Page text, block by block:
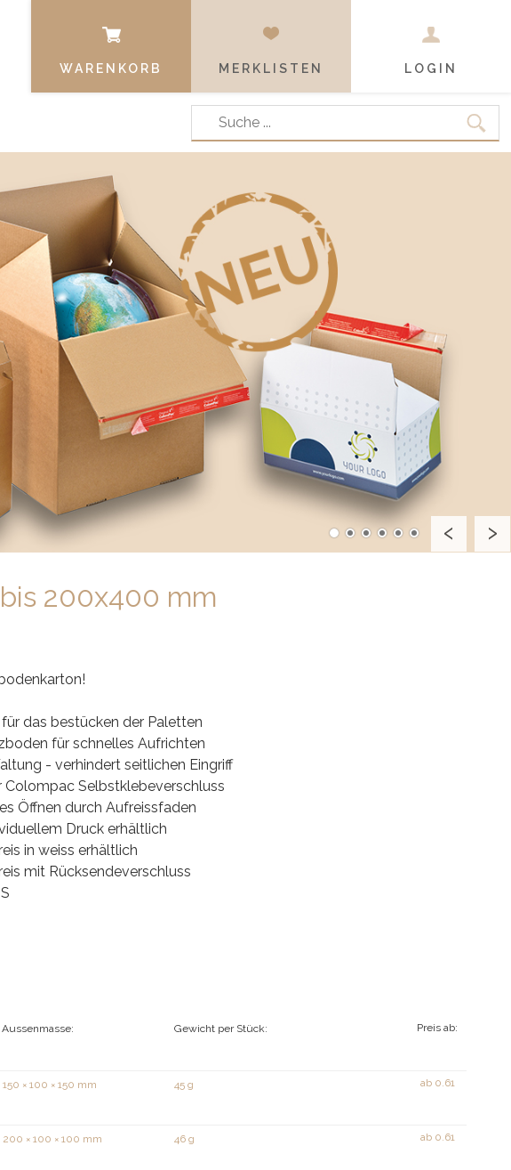
WARENKORB MERKLISTEN LOGIN
Next
200x400 mm
das bestücken der Paletten
für schnelles Aufrichten
- verhindert seitlichen Eingriff
Colompac Selbstklebeverschluss
Öffnen durch Aufreissfaden
Druck erhältlich
in weiss erhältlich
mit Rücksendeverschluss
Preis ab:
Aussenmasse:
Gewicht per Stück:
ab 0.61
150 × 100 × 150 mm 45 g
ab 0.61
200 × 100 × 100 mm 46 g